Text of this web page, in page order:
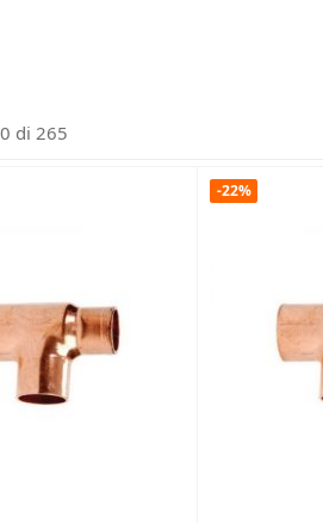
di 265
-22%